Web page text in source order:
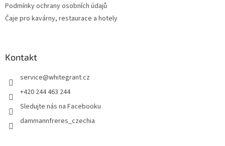
Podmínky ochrany osobních údajů
Čaje pro kavárny, restaurace a hotely
Kontakt
service@whitegrant.cz
+420 244 463 244
Sledujte nás na Facebooku
dammannfreres_czechia